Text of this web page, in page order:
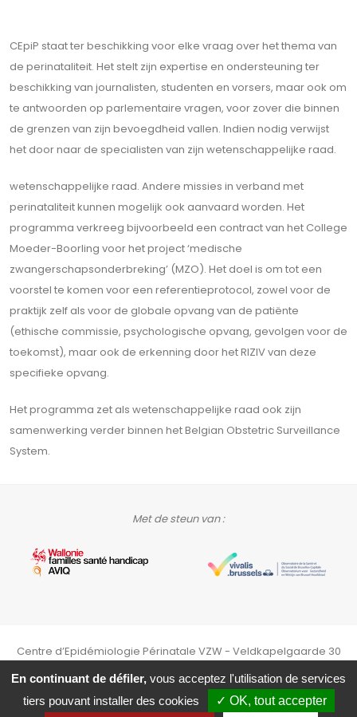
CEpiP staat ter beschikking voor elke vraag over het thema van
de perinataliteit. Het stelt zijn expertise en ondersteuning ter
beschikking van journalisten, studenten en vorsers, maar ook om
te antwoorden op parlementaire vragen, voor zover die binnen
de grenzen van zijn bevoegdheid vallen. Indien nodig verwijst
het door naar de specialisten van zijn wetenschappelijke raad.
wetenschappelijke raad. Andere missies in verband met
perinataliteit kunnen mogelijk ook aanvaard worden. Het
programma verkreeg bijvoorbeeld een contract van het College
Moeder-Boorling voor het project ‘medische
zwangerschapsonderbreking’ (MZO). Het doel is om tot een
voorstel te komen voor een referentieprotocol, zowel voor de
praktijk zelf als voor de globale opvang van de patiënte
(ethische commissie, psychologische opvang, gevolgen voor de
toekomst), maar ook de erkenning door het RIZIV van deze
specifieke opvang.
Het programma zet als wetenschappelijke raad ook zijn
samenwerking verder binnen het Belgian Obstetric Surveillance
System.
Met de steun van :
Centre d’Epidémiologie Périnatale VZW - Veldkapelgaarde 30
bus 30.04 - 1200 Brussel. +32 2 436 15 55 -
perinatalite@cepip.be
CEpiP- © Copyright 2026. All Rights Reserved. Webprivacybeleid & cookies
En continuant de défiler, vous acceptez l'utilisation de services
tiers pouvant installer des cookies
OK, tout accepter